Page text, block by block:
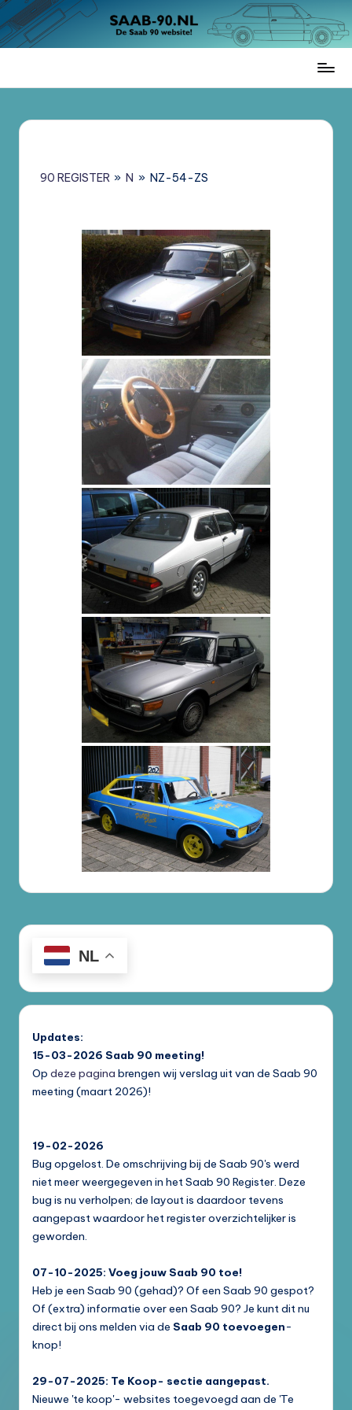
Ga
naar
inhoud
90 REGISTER » N » NZ-54-ZS
NL
Updates:
15-03-2026 Saab 90 meeting!
Op deze pagina brengen wij verslag uit van de Saab 90
meeting (maart 2026)!
19-02-2026
Bug opgelost. De omschrijving bij de Saab 90's werd
niet meer weergegeven in het Saab 90 Register. Deze
bug is nu verholpen; de layout is daardoor tevens
aangepast waardoor het register overzichtelijker is
geworden.
07-10-2025: Voeg jouw Saab 90 toe!
Heb je een Saab 90 (gehad)? Of een Saab 90 gespot?
Of (extra) informatie over een Saab 90? Je kunt dit nu
direct bij ons melden via de Saab 90 toevoegen-
knop!
29-07-2025: Te Koop- sectie aangepast.
Nieuwe 'te koop'- websites toegevoegd aan de 'Te